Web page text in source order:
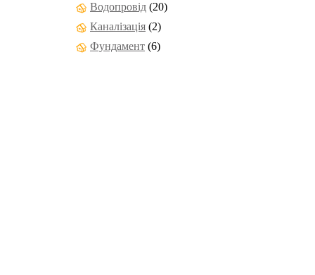
Водопровід (20)
Каналізація (2)
Фундамент (6)